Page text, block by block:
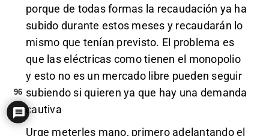
porque de todas formas la recaudación ya ha
subido durante estos meses y recaudarán lo
mismo que tenían previsto. El problema es
que las eléctricas como tienen el monopolio
y esto no es un mercado libre pueden seguir
subiendo si quieren ya que hay una demanda
cautiva
Urge meterles mano, primero adelantando el
96